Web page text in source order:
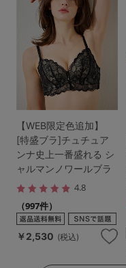
【WEB限定色追加】
[特盛ブラ]チュチュア
ンナ史上一番盛れる シ
ャルマンノワールブラ
4.8
（997件）
￥2,530 (税込)